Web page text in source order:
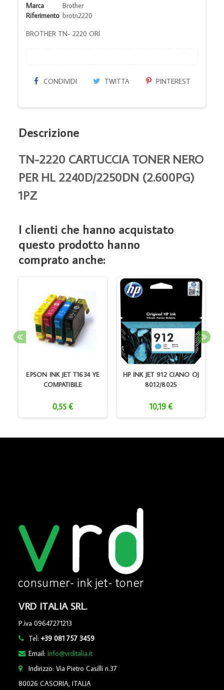
Marca
Brother
Riferimento brotn2220
BROTHER TN- 2220 ORI
CONDIVIDI TWITTA PINTEREST
Descrizione
TN-2220 CARTUCCIA TONER NERO
PER HL 2240D/2250DN (2.600PG)
1PZ
I clienti che hanno acquistato
questo prodotto hanno
comprato anche:
EPSON INK JET T1634 YE
COMPATIBILE
0,55 €
HP INK JET 912 CIANO OJ
8012/8025
10,19 €
VRD ITALIA SRL.
P.iva 09647271213
Tel:+39 081 757 3459
Email:info@vrditalia.it
Indirizzo: Via Pietro Casilli n.37
80026 CASORIA, ITALIA